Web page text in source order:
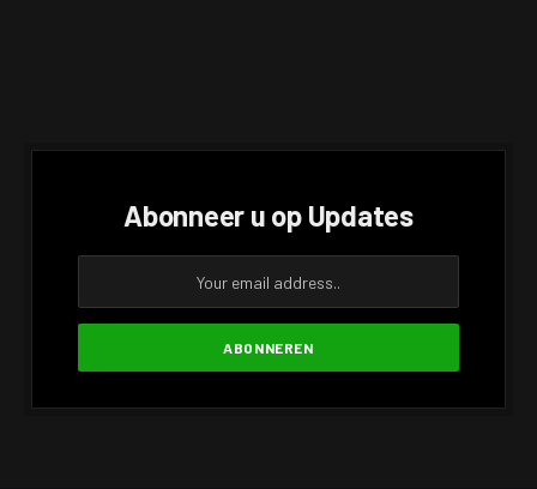
Abonneer u op Updates